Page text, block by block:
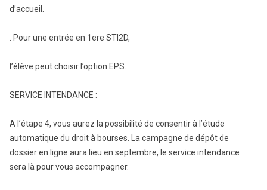
d’accueil.
. Pour une entrée en 1ere STI2D,
l’élève peut choisir l’option EPS.
SERVICE INTENDANCE :
A l’étape 4, vous aurez la possibilité de consentir à l’étude
automatique du droit à bourses. La campagne de dépôt de
dossier en ligne aura lieu en septembre, le service intendance
sera là pour vous accompagner.